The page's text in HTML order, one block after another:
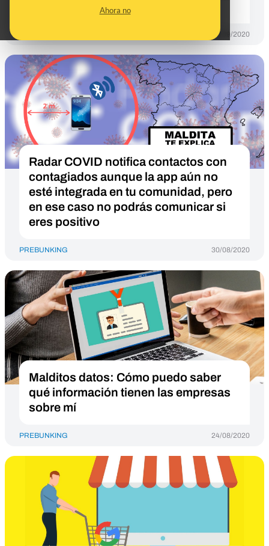
Ahora no
de rastreo con su sistema
01/09/2020
Radar COVID notifica contactos con
contagiados aunque la app aún no
esté integrada en tu comunidad, pero
en ese caso no podrás comunicar si
eres positivo
PREBUNKING 30/08/2020
Malditos datos: Cómo puedo saber
qué información tienen las empresas
sobre mí
PREBUNKING 24/08/2020